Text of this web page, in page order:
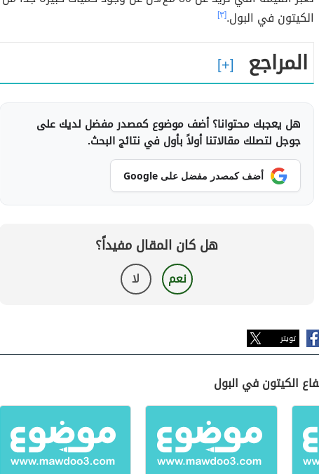
الكيتون في البول.[٣]
المراجع
هل يعجبك محتوانا؟ أضف موضوع كمصدر مفضل لديك على
جوجل لتصلك مقالاتنا أولاً بأول في نتائج البحث.
أضف كمصدر مفضل على Google
هل كان المقال مفيداً؟
نعم لا
تويتر
الكيتون في البول